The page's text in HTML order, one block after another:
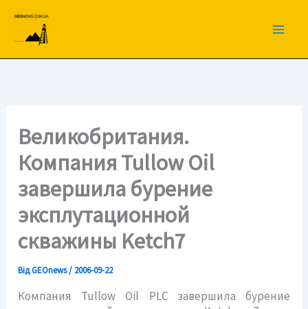
вмісту
Великобритания.
Компания Tullow Oil
завершила бурение
эксплутационной
скважины Ketch7
ВідGEOnews/ 2006-09-22
Компания Tullow Oil PLC завершила бурение